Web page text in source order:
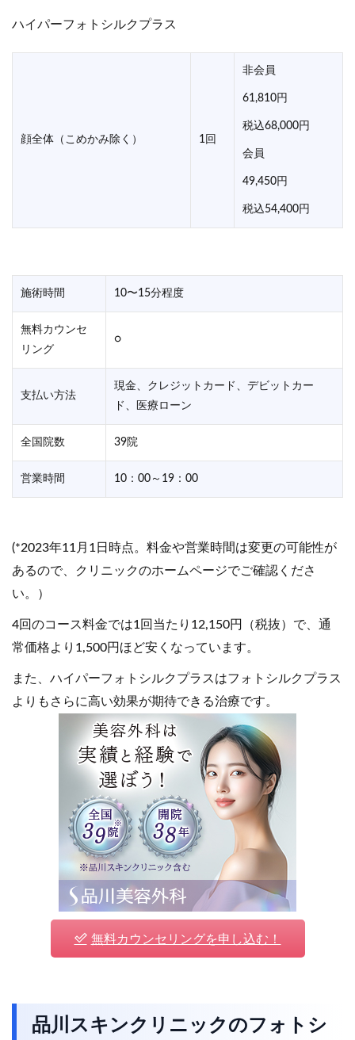
ハイパーフォトシルクプラス
顔全体（こめかみ除く） 1回
非会員
61,810円
税込68,000円
会員
49,450円
税込54,400円
施術時間 10〜15分程度
無料カウンセ
リング
○
支払い方法
現金、クレジットカード、デビットカー
ド、医療ローン
全国院数 39院
営業時間 10：00～19：00
(*2023年11月1日時点。料金や営業時間は変更の可能性が
あるので、クリニックのホームページでご確認くださ
い。）
4回のコース料金では1回当たり12,150円（税抜）で、通
常価格より1,500円ほど安くなっています。
また、ハイパーフォトシルクプラスはフォトシルクプラス
よりもさらに高い効果が期待できる治療です。
無料カウンセリングを申し込む！
品川スキンクリニックのフォトシ